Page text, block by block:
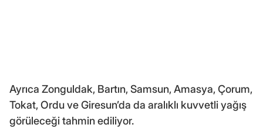
Ayrıca Zonguldak, Bartın, Samsun, Amasya, Çorum,
Tokat, Ordu ve Giresun’da da aralıklı kuvvetli yağış
görüleceği tahmin ediliyor.